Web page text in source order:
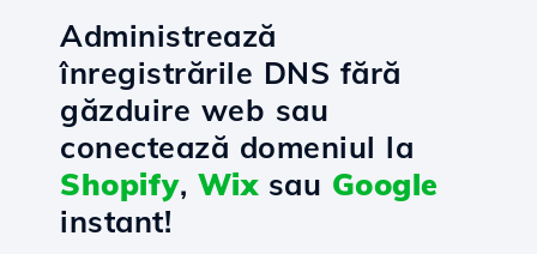
Administrează
înregistrările DNS fără
găzduire web sau
conectează domeniul la
Shopify, Wixsau Google
instant!